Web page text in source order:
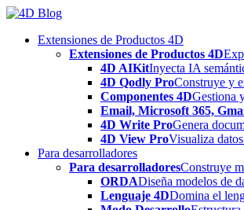
Skip
contentExtensiones de Productos 4D
Extensiones de Productos 4D
4D AIKitInyecta IA
4D Qodly ProConstruye y
Componentes 4DGestiona
Email, Microsoft 365,
4D Write ProGenera
4D View ProVisualiza
Para desarrolladores
Para desarrolladoresConstruye
ORDADiseña modelos de
Lenguaje 4DDomina el